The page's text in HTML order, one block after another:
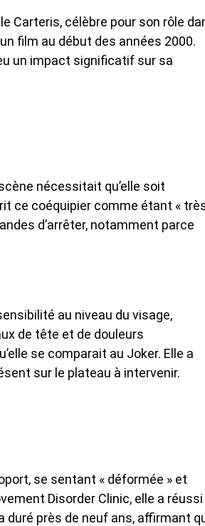
Carteris, célèbre pour son rôle
film au début des années 2000.
un impact significatif sur sa
nécessitait qu’elle soit
ce coéquipier comme étant «
d’arrêter, notamment parce
au niveau du visage,
de tête et de douleurs
se comparait au Joker. Elle a
sur le plateau à intervenir.
se sentant « déformée » et
Disorder Clinic, elle a réussi
duré près de neuf ans, affirmant